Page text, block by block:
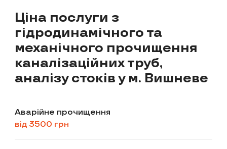
Ціна послуги з
гідродинамічного та
механічного прочищення
каналізаційних труб,
аналізу стоків у м. Вишневе
Аварійне прочищення
від 3500 грн